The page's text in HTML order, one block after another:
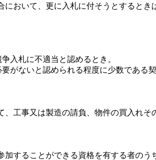
おいて、更に入札に付そうとするとき
入札に不適当と認めるとき。
ないと認められる程度に少数である契
工事又は製造の請負、物件の買入れそ
することができる資格を有する者のう